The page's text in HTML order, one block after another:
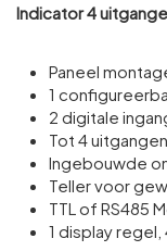
Indicator 4
Paneel
1
2 digitale
Tot 4 uitgangen
Ingebouwde
Teller voor
TTL of RS485
1 display regel,